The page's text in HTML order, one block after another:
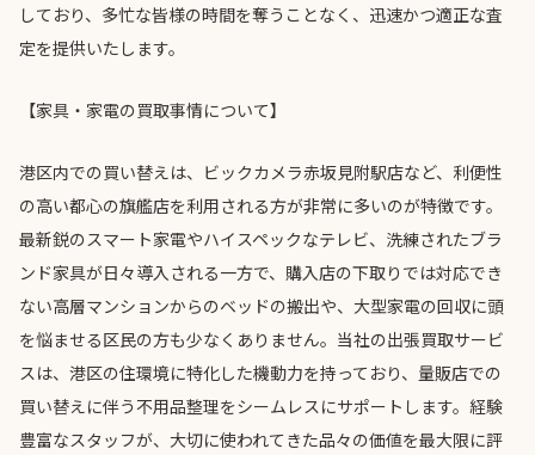
しており、多忙な皆様の時間を奪うことなく、迅速かつ適正な査
定を提供いたします。
【家具・家電の買取事情について】
港区内での買い替えは、ビックカメラ赤坂見附駅店など、利便性
の高い都心の旗艦店を利用される方が非常に多いのが特徴です。
最新鋭のスマート家電やハイスペックなテレビ、洗練されたブラ
ンド家具が日々導入される一方で、購入店の下取りでは対応でき
ない高層マンションからのベッドの搬出や、大型家電の回収に頭
を悩ませる区民の方も少なくありません。当社の出張買取サービ
スは、港区の住環境に特化した機動力を持っており、量販店での
買い替えに伴う不用品整理をシームレスにサポートします。経験
豊富なスタッフが、大切に使われてきた品々の価値を最大限に評